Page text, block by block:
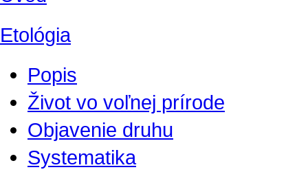
Etológia
Popis
Život vo voľnej prírode
Objavenie druhu
Systematika